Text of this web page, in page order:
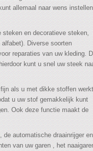
allemaal naar wens
steken en decoratieve steken,
Diverse soorten
reparaties van uw kleding.
kunt u snel uw steek
als u met dikke stoffen
u uw stof gemakkelijk kunt
Ook deze functie maakt de
de automatische draainrijger
van uw garen , het